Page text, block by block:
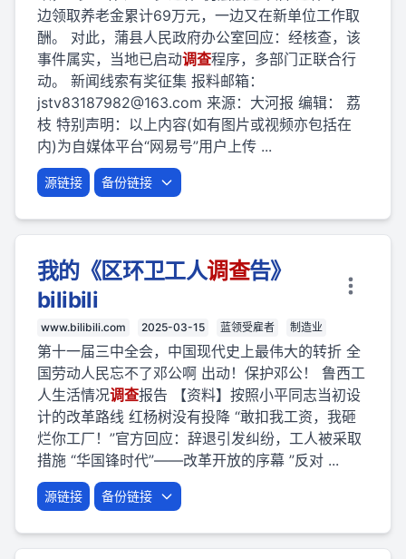
边领取养老金累计69万元，一边又在新单位工作取
酬。 对此，蒲县人民政府办公室回应：经核查，该
事件属实，当地已启动调查程序，多部门正联合行
动。 新闻线索有奖征集 报料邮箱：
jstv83187982@163.com 来源：大河报 编辑： 荔
枝 特别声明：以上内容(如有图片或视频亦包括在
内)为自媒体平台“网易号”用户上传 ...
源链接 备份链接
我的《区环卫工人调查告》
bilibili
www.bilibili.com 2025-03-15 蓝领受雇者 制造业
第十一届三中全会，中国现代史上最伟大的转折 全
国劳动人民忘不了邓公啊 出动！保护邓公！ 鲁西工
人生活情况调查报告 【资料】按照小平同志当初设
计的改革路线 红杨树没有投降 “敢扣我工资，我砸
烂你工厂！”官方回应：辞退引发纠纷，工人被采取
措施 “华国锋时代”——改革开放的序幕 ”反对 ...
源链接 备份链接